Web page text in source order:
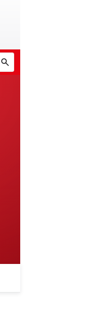
procházejte návrhy,